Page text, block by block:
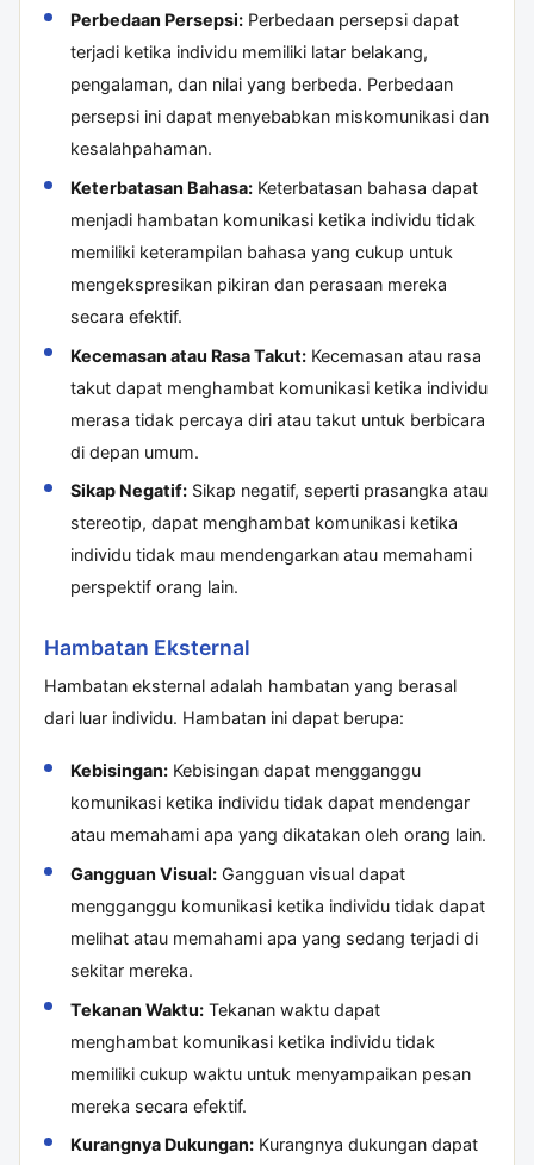
Perbedaan Persepsi:Perbedaan persepsi dapat
terjadi ketika individu memiliki latar belakang,
pengalaman, dan nilai yang berbeda. Perbedaan
persepsi ini dapat menyebabkan miskomunikasi dan
kesalahpahaman.
Keterbatasan Bahasa:Keterbatasan bahasa dapat
menjadi hambatan komunikasi ketika individu tidak
memiliki keterampilan bahasa yang cukup untuk
mengekspresikan pikiran dan perasaan mereka
secara efektif.
Kecemasan atau Rasa Takut:Kecemasan atau rasa
takut dapat menghambat komunikasi ketika individu
merasa tidak percaya diri atau takut untuk berbicara
di depan umum.
Sikap Negatif:Sikap negatif, seperti prasangka atau
stereotip, dapat menghambat komunikasi ketika
individu tidak mau mendengarkan atau memahami
perspektif orang lain.
Hambatan Eksternal
Hambatan eksternal adalah hambatan yang berasal
dari luar individu. Hambatan ini dapat berupa:
Kebisingan:Kebisingan dapat mengganggu
komunikasi ketika individu tidak dapat mendengar
atau memahami apa yang dikatakan oleh orang lain.
Gangguan Visual:Gangguan visual dapat
mengganggu komunikasi ketika individu tidak dapat
melihat atau memahami apa yang sedang terjadi di
sekitar mereka.
Tekanan Waktu:Tekanan waktu dapat
menghambat komunikasi ketika individu tidak
memiliki cukup waktu untuk menyampaikan pesan
mereka secara efektif.
Kurangnya Dukungan:Kurangnya dukungan dapat